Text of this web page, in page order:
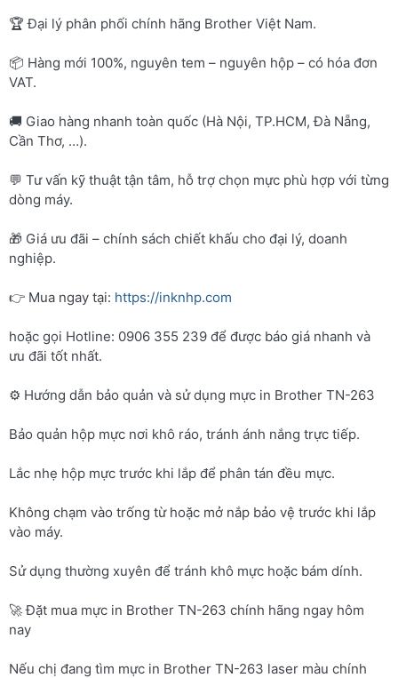
🏆 Đại lý phân phối chính hãng Brother Việt Nam.
📦 Hàng mới 100%, nguyên tem – nguyên hộp – có hóa đơn
VAT.
🚚 Giao hàng nhanh toàn quốc (Hà Nội, TP.HCM, Đà Nẵng,
Cần Thơ, …).
💬 Tư vấn kỹ thuật tận tâm, hỗ trợ chọn mực phù hợp với từng
dòng máy.
🎁 Giá ưu đãi – chính sách chiết khấu cho đại lý, doanh
nghiệp.
👉 Mua ngay tại: https://inknhp.com
hoặc gọi Hotline: 0906 355 239 để được báo giá nhanh và
ưu đãi tốt nhất.
⚙️ Hướng dẫn bảo quản và sử dụng mực in Brother TN-263
Bảo quản hộp mực nơi khô ráo, tránh ánh nắng trực tiếp.
Lắc nhẹ hộp mực trước khi lắp để phân tán đều mực.
Không chạm vào trống từ hoặc mở nắp bảo vệ trước khi lắp
vào máy.
Sử dụng thường xuyên để tránh khô mực hoặc bám dính.
🚀 Đặt mua mực in Brother TN-263 chính hãng ngay hôm
nay
Nếu chị đang tìm mực in Brother TN-263 laser màu chính